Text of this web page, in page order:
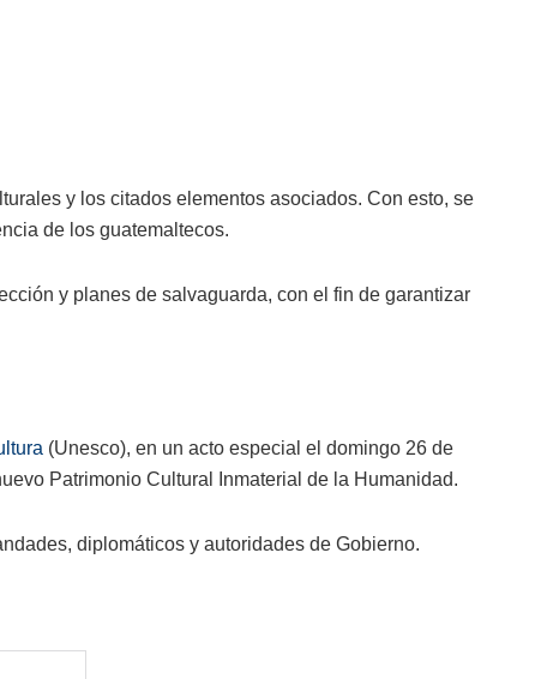
y los citados elementos asociados. Con esto, se
de los guatemaltecos.
y planes de salvaguarda, con el fin de garantizar
(Unesco), en un acto especial el domingo 26 de
Patrimonio Cultural Inmaterial de la Humanidad.
diplomáticos y autoridades de Gobierno.